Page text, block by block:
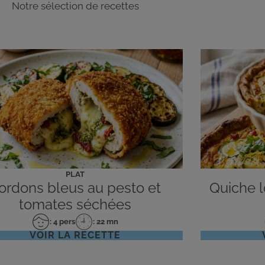
Notre sélection de recettes
PLAT
bleus au pesto et
tomates séchées
Nombre
de
: 4 pers
Temps
de
: 22 mn
VOIR LA RECETTE
Quiche